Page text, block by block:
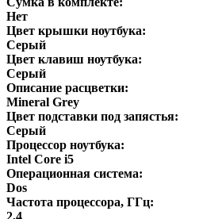
Нет
Цвет крышки ноутбука:
Серый
Цвет клавиш ноутбука:
Серый
Описание расцветки:
Mineral Grey
Цвет подставки под запястья:
Серый
Процессор ноутбука:
Intel Core i5
Операционная система:
Dos
Частота процессора, ГГц:
2,4